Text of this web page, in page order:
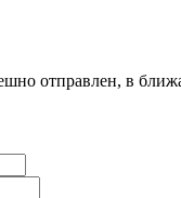
отправлен, в